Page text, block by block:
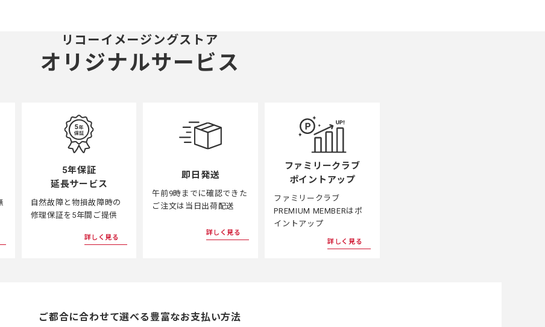
リコーイメージングストア
オリジナルサービス
5年保証
延長サービス
自然故障と物損故障時の
修理保証を5年間ご提供
詳しく見る
即日発送
午前9時までに確認できた
ご注文は当日出荷配送
詳しく見る
ファミリークラブ
ポイントアップ
ファミリークラブ
PREMIUM MEMBERはポ
イントアップ
詳しく見る
ご都合に合わせて選べる 豊富なお支払い方法